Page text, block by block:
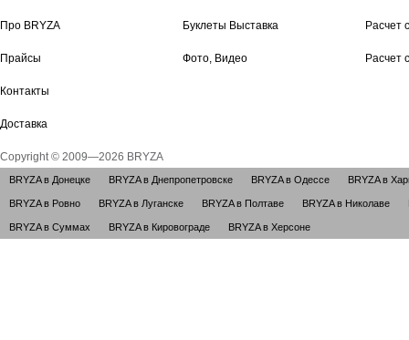
Про BRYZA
Прайсы
Контакты
Доставка
Буклеты Выставка
Фото, Видео
Расчет
Расчет
Copyright © 2009—2026 BRYZA
BRYZA в Донецке BRYZA в Днепропетровске BRYZA в Одессе BRYZA в
BRYZA в Ровно BRYZA в Луганске BRYZA в Полтаве BRYZA в Николаве
BRYZA в Суммах BRYZA в Кировограде BRYZA в Херсоне